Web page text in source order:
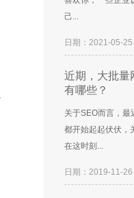
己...
日期：2021-05-
近期，大批量
有哪些？
关于SEO而言，最
都开始起起伏伏，
在这时刻...
日期：2019-11-